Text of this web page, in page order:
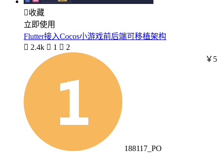
收藏
立即使用
Flutter接入Cocos小游戏前后端可移植架构
 2.4k  1  2
188117_PO
￥5